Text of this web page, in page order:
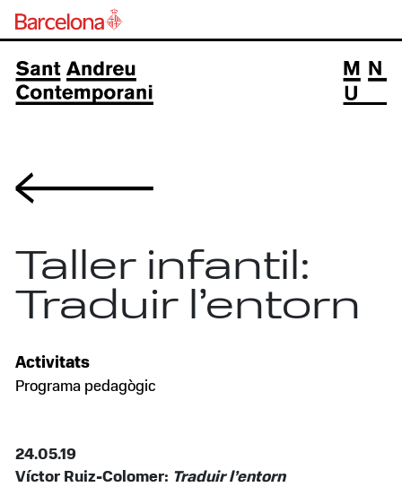
Taller infantil:
Traduir l’entorn
Activitats
Programa pedagògic
24.05.19
Víctor Ruiz-Colomer: Traduir l’entorn